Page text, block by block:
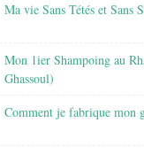
Ma vie Sans Tétés et Sans
Mon 1ier Shampoing au
Ghassoul)
Comment je fabrique mon